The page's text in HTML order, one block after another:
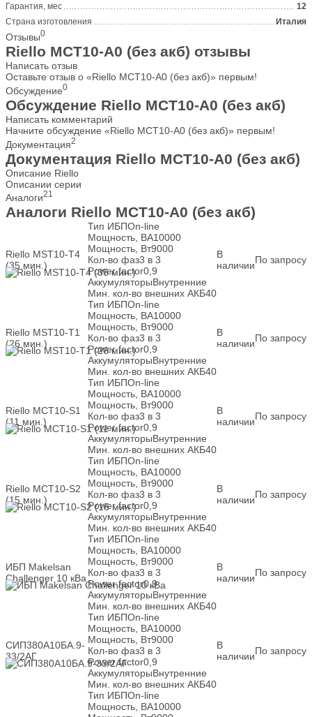
Гарантия, мес
12
Страна изготовления
Италия
Отзывы0
Riello MCT10-A0 (без акб) отзывы
Написать отзыв
Оставьте отзыв о «Riello MCT10-A0 (без акб)» первым!
Обсуждение0
Обсуждение Riello MCT10-A0 (без акб)
Написать комментарий
Начните обсуждение «Riello MCT10-A0 (без акб)» первым!
Документация2
Документация Riello MCT10-A0 (без акб)
Описание Riello
Описании серии
Аналоги21
Аналоги Riello MCT10-A0 (без акб)
Riello MST10-T4
(35 мин.)
Тип ИБПOn-line
Мощность, ВА10000
Мощность, Вт9000
Кол-во фаз3 в 3
Power factor0,9
АккумуляторыВнутренние
Мин. кол-во внешних АКБ40
В
наличииПо запросу
Riello MST10-T1
(26 мин.)
Тип ИБПOn-line
Мощность, ВА10000
Мощность, Вт9000
Кол-во фаз3 в 3
Power factor0,9
АккумуляторыВнутренние
Мин. кол-во внешних АКБ40
В
наличииПо запросу
Riello MCT10-S1
(11 мин.)
Тип ИБПOn-line
Мощность, ВА10000
Мощность, Вт9000
Кол-во фаз3 в 3
Power factor0,9
АккумуляторыВнутренние
Мин. кол-во внешних АКБ40
В
наличииПо запросу
Riello MCT10-S2
(15 мин.)
Тип ИБПOn-line
Мощность, ВА10000
Мощность, Вт9000
Кол-во фаз3 в 3
Power factor0,9
АккумуляторыВнутренние
Мин. кол-во внешних АКБ40
В
наличииПо запросу
ИБП Makelsan
Challenger 10 кВа
Тип ИБПOn-line
Мощность, ВА10000
Мощность, Вт9000
Кол-во фаз3 в 3
Power factor0,9
АккумуляторыВнутренние
Мин. кол-во внешних АКБ40
В
наличииПо запросу
СИП380А10БА.9-
33/2АГ
Тип ИБПOn-line
Мощность, ВА10000
Мощность, Вт9000
Кол-во фаз3 в 3
Power factor0,9
АккумуляторыВнутренние
Мин. кол-во внешних АКБ40
В
наличииПо запросу
Тип ИБПOn-line
Мощность, ВА10000